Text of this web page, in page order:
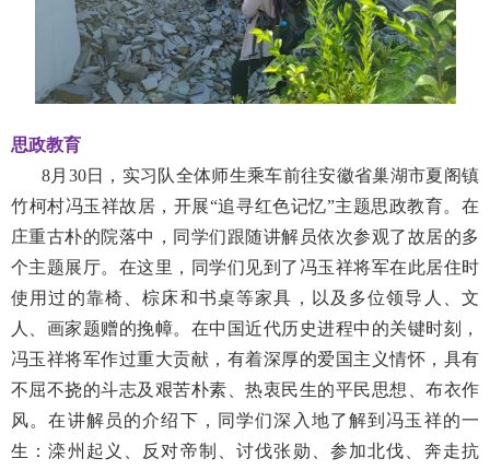
思政教育
8月 30日，实习队全体师生乘车前往安徽省巢湖市夏阁镇
竹柯村冯玉祥故居，开展“追寻红色记忆”主题思政教育。在
庄重古朴的院落中，同学们跟随讲解员依次参观了故居的多
个主题展厅。在这里，同学们见到了冯玉祥将军在此居住时
使用过的靠椅、棕床和书桌等家具，以及多位领导人、文
人、画家题赠的挽幛。在中国近代历史进程中的关键时刻，
冯玉祥将军作过重大贡献，有着深厚的爱国主义情怀，具有
不屈不挠的斗志及艰苦朴素、热衷民生的平民思想、布衣作
风。在讲解员的介绍下，同学们深入地了解到冯玉祥的一
生：滦州起义、反对帝制、讨伐张勋、参加北伐、奔走抗